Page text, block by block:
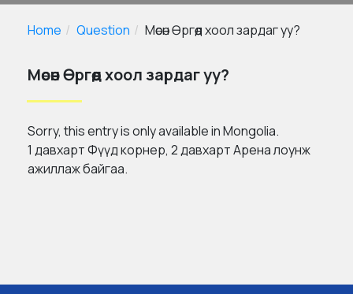
Home Question Мөсөн Өргөөд хоол зардаг уу?
Мөсөн Өргөөд хоол зардаг уу?
Sorry, this entry is only available inMongolia.
1 давхарт Фүүд корнер, 2 давхарт Арена лоунж
ажиллаж байгаа.